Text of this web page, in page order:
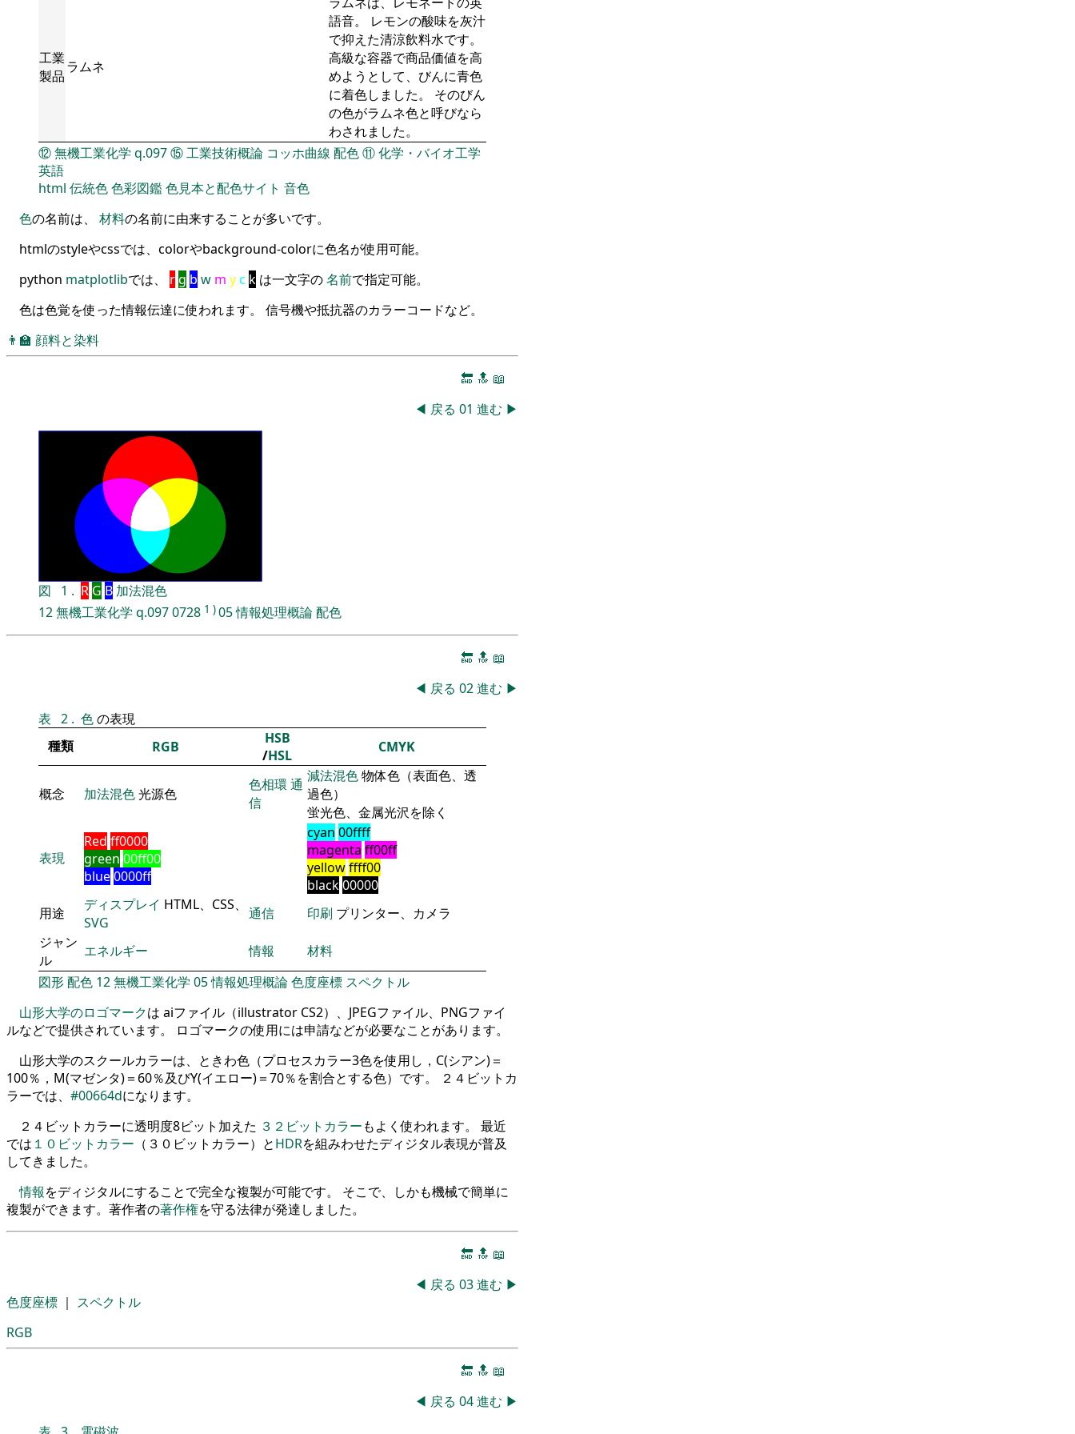
工業
製品
ラムネ
語音。 レモンの酸味を灰汁
で抑えた清涼飲料水です。
高級な容器で商品価値を高
めようとして、びんに青色
に着色しました。 そのびん
の色がラムネ色と呼びなら
わされました。
⑫無機工業化学 q.097⑮工業技術概論 コッホ曲線 配色⑪化学・バイオ工学
英語
html 伝統色色彩図鑑色見本と配色サイト 音色
色の名前は、 材料の名前に由来することが多いです。
htmlのstyleやcssでは、colorやbackground-colorに色名が使用可能。
python matplotlibでは、 rg b w m yc k は一文字の名前で指定可能。
色は色覚を使った情報伝達に使われます。 信号機や抵抗器のカラーコードなど。
👨‍🏫 顔料と染料
🔚 🔝 📖
◀ 戻る 01 進む ▶
図 1 . R G B 加法混色
12無機工業化学 q.0970728 1 )05情報処理概論配色
🔚 🔝 📖
◀ 戻る 02進む ▶
表 2 . 色の表現
種類
RGB
HSB
/HSL CMYK
概念 加法混色光源色
色相環 通
信
減法混色物体色（表面色、透
過色）
蛍光色、金属光沢を除く
表現
Red ff0000
green 00ff00
blue0000ff
cyan 00ffff
magenta ff00ff
yellowffff00
black00000
用途
ディスプレイ HTML、CSS、
SVG
通信 印刷 プリンター、カメラ
ジャン
ル
エネルギー 情報
材料
図形配色 12無機工業化学 05情報処理概論色度座標 スペクトル
山形大学のロゴマークは aiファイル（illustrator CS2）、JPEGファイル、PNGファイ
ルなどで提供されています。 ロゴマークの使用には申請などが必要なことがあります。
山形大学のスクールカラーは、ときわ色（プロセスカラー3色を使用し，C(シアン)＝
100％，M(マゼンタ)＝60％及びY(イエロー)＝70％を割合とする色）です。 ２４ビットカ
ラーでは、 #00664dになります。
２４ビットカラーに透明度8ビット加えた ３２ビットカラーもよく使われます。 最近
では １０ビットカラー （３０ビットカラー）とHDRを組みわせたディジタル表現が普及
してきました。
情報をディジタルにすることで完全な複製が可能です。 そこで、しかも機械で簡単に
複製ができます。著作者の著作権を守る法律が発達しました。
🔚 🔝 📖
◀ 戻る 03進む ▶
色度座標 ｜ スペクトル
RGB
🔚 🔝 📖
◀ 戻る 04進む ▶